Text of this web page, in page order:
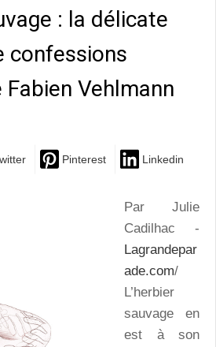
: la délicate
confessions
Vehlmann
Pinterest Linkedin
Par Julie
Cadilhac -
Lagrandepar
ade.com/
L’herbier
sauvage en
est à son